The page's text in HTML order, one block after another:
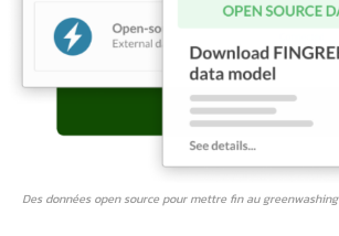
Des données open source pour mettre fin au greenwashing